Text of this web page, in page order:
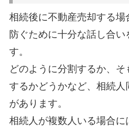
相続後に不動産売却する場
防ぐために十分な話し合
す。
どのように分割するか、
するかどうかなど、相続
があります。
相続人が複数人いる場合に